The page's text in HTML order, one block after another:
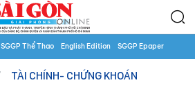
SGGP Thể Thao English Edition SGGP Epaper
TÀI CHÍNH- CHỨNG KHOÁN